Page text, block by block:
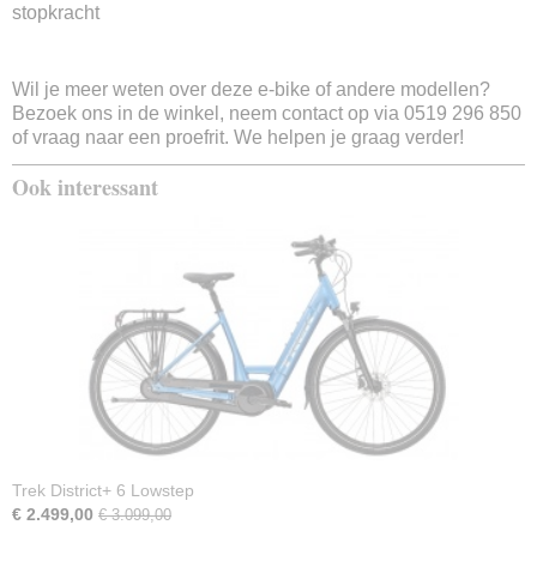
Oplaadtijd
250w
Type motor
Bosch Active Line smart
Motor kracht
40 Nm
Verlichting achter
Remsysteem voor
Hydraulische schijfrem
Remsysteem achter
Hydraulische schijfrem
Display
Led afstandsbediening
stopkracht
Wil je meer weten over deze e-bike of andere modellen?
Bezoek ons in de winkel, neem contact op via 0519 296 850
of vraag naar een proefrit. We helpen je graag verder!
Ook interessant
Trek District+ 6 Lowstep
€ 2.499,00 € 3.099,00